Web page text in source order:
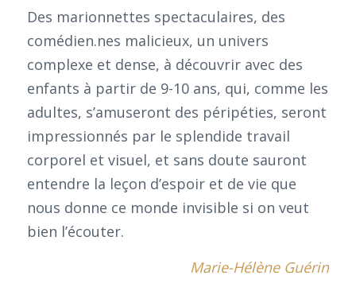
Des marionnettes spectaculaires, des
comédien.nes malicieux, un univers
complexe et dense, à découvrir avec des
enfants à partir de 9-10 ans, qui, comme les
adultes, s’amuseront des péripéties, seront
impressionnés par le splendide travail
corporel et visuel, et sans doute sauront
entendre la leçon d’espoir et de vie que
nous donne ce monde invisible si on veut
bien l’écouter.
Marie-Hélène Guérin